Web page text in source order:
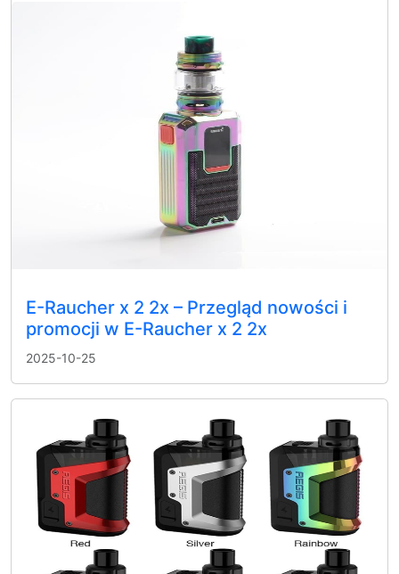
E-Raucher x 2 2x – Przegląd nowości i
promocji w E-Raucher x 2 2x
2025-10-25